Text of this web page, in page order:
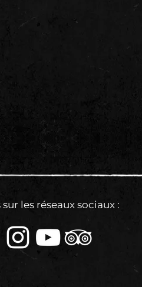
les réseaux sociaux :